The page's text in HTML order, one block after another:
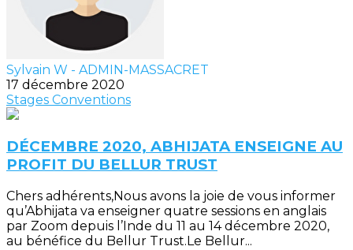
Sylvain W - ADMIN-MASSACRET
17 décembre 2020
Stages Conventions
DÉCEMBRE 2020, ABHIJATA ENSEIGNE AU
PROFIT DU BELLUR TRUST
Chers adhérents,Nous avons la joie de vous informer
qu’Abhijata va enseigner quatre sessions en anglais
par Zoom depuis l’Inde du 11 au 14 décembre 2020,
au bénéfice du Bellur Trust.Le Bellur...